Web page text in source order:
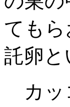
ても
託卵と
カッ